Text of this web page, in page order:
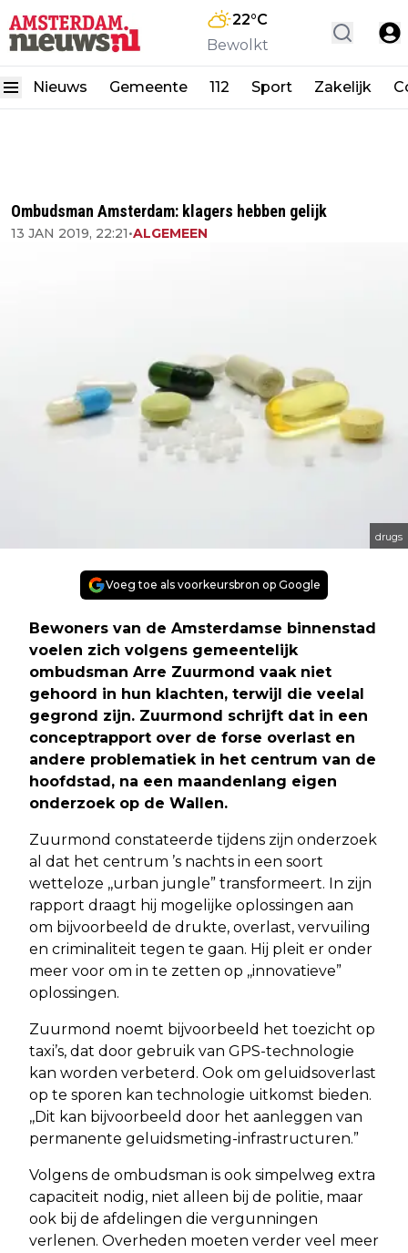
22°C
Bewolkt
Nieuws Gemeente 112 Sport Zakelijk
Ombudsman Amsterdam: klagers hebben gelijk
13 JAN 2019, 22:21•ALGEMEEN
drugs
Voeg toe als voorkeursbron op Google
Bewoners van de Amsterdamse binnenstad
voelen zich volgens gemeentelijk
ombudsman Arre Zuurmond vaak niet
gehoord in hun klachten, terwijl die veelal
gegrond zijn. Zuurmond schrijft dat in een
conceptrapport over de forse overlast en
andere problematiek in het centrum van de
hoofdstad, na een maandenlang eigen
onderzoek op de Wallen.
Zuurmond constateerde tijdens zijn onderzoek
al dat het centrum ’s nachts in een soort
wetteloze ,,urban jungle” transformeert. In zijn
rapport draagt hij mogelijke oplossingen aan
om bijvoorbeeld de drukte, overlast, vervuiling
en criminaliteit tegen te gaan. Hij pleit er onder
meer voor om in te zetten op ,,innovatieve”
oplossingen.
Zuurmond noemt bijvoorbeeld het toezicht op
taxi’s, dat door gebruik van GPS-technologie
kan worden verbeterd. Ook om geluidsoverlast
op te sporen kan technologie uitkomst bieden.
,,Dit kan bijvoorbeeld door het aanleggen van
permanente geluidsmeting-infrastructuren.”
Volgens de ombudsman is ook simpelweg extra
capaciteit nodig, niet alleen bij de politie, maar
ook bij de afdelingen die vergunningen
verlenen. Overheden moeten verder veel meer